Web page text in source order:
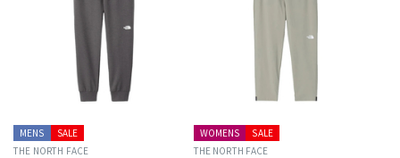
SALE
MENS
THE NORTH FACE
SALE
WOMENS
THE NORTH FACE